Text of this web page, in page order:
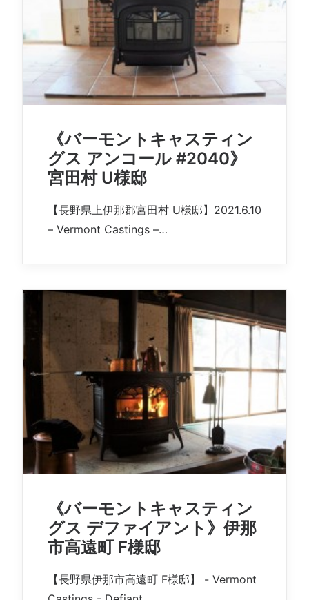
《バーモントキャスティン
グス アンコール #2040》
宮田村 U様邸
【長野県上伊那郡宮田村 U様邸】2021.6.10
– Vermont Castings –…
《バーモントキャスティン
グス デファイアント》伊那
市高遠町 F様邸
【長野県伊那市高遠町 F様邸】 - Vermont